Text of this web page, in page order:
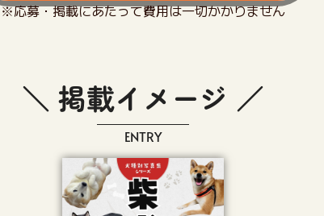
※応募・掲載にあたって費用は一切かかりません
＼ 掲載イメージ ／
ENTRY